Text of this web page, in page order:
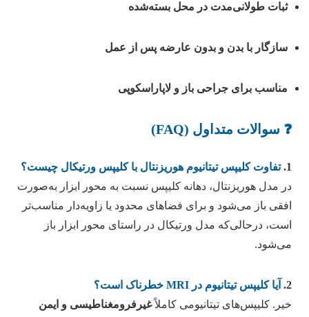
ثبات طولانی‌مدت در محل بسته‌شده
سازگار با بدن و بدون عارضه پس از عمل
مناسب برای جراحی باز و لاپاراسکوپی
❓ سوالات متداول (FAQ)
1. تفاوت کلیپس تیتانیوم هوریزنتال با کلیپس ورتیکال چیست؟
در مدل هوریزنتال، دهانه کلیپس نسبت به محور ابزار به‌صورت
افقی باز می‌شود و برای فضاهای محدود یا زاویه‌دار مناسب‌تر
است، درحالی‌که مدل ورتیکال در راستای محور ابزار باز
می‌شود.
2.
آیا کلیپس تیتانیوم در MRI خطرناک است؟
خیر. کلیپس‌های تیتانیومی کاملاًغیرفرومغناطیسی و ایمن